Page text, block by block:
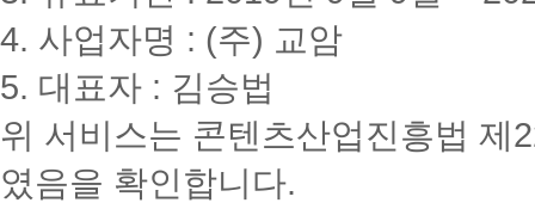
4. 사업자명 : (주) 교암
5. 대표자 : 김승법
위 서비스는 콘텐츠산업진흥법 제
였음을 확인합니다.